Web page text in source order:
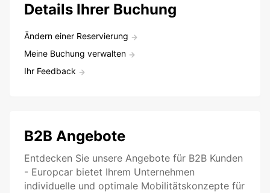
Details Ihrer Buchung
Ändern einer Reservierung
Meine Buchung verwalten
Ihr Feedback
B2B Angebote
Entdecken Sie unsere Angebote für B2B Kunden
- Europcar bietet Ihrem Unternehmen
individuelle und optimale Mobilitätskonzepte für